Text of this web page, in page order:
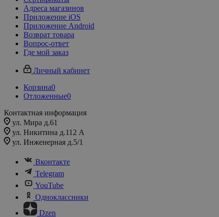
Адреса магазинов
Приложение iOS
Приложение Android
Возврат товара
Вопрос-ответ
Где мой заказ
Личный кабинет
Корзина0
Отложенные0
Контактная информация
ул. Мира д.61
ул. Никитина д.112 А
ул. Инженерная д.5/1
Вконтакте
Telegram
YouTube
Одноклассники
Dzen